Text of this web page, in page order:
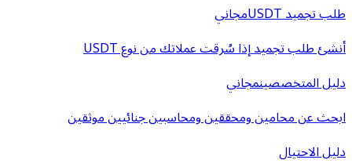
طلب تجميد USDT
مجاني
أنشئ طلب تجميد إذا سُرقت عملاتك من نوع USDT
دليل المتخصصينمجاني
ابحث عن محامين ومحققين ومحاسبين جنائيين موثقين
دليل الاحتيال